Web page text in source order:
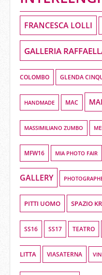
FRANCESCA LOLLI
GALLERIA
COLOMBO GLENDA
HANDMADE MAC
MASSIMILIANO ZUMBO
MFW16 MIA PHOTO FAIR
GALLERY
PITTI UOMO SPAZIO
SS16 SS17 TEATRO
LITTA VIASATERNA